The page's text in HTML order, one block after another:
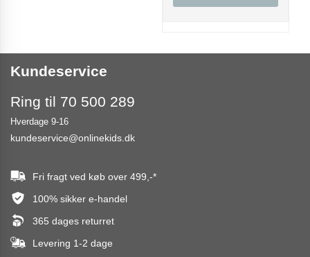
Kundeservice
Ring til 70 500 289
Hverdage 9-16
kundeservice@onlinekids.dk
Fri fragt ved køb over 499,-*
100% sikker e-handel
365 dages returret
Levering 1-2 dage